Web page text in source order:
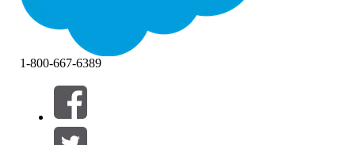
Фильтры (0)
ВЫБРАТЬ ФИЛЬТРЫ
1-800-667-6389